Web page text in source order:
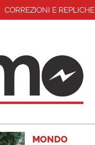
CORREZIONI E REPLICHE
MONDO